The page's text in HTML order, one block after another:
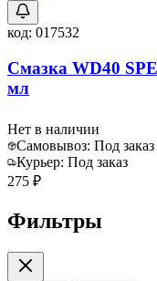
код: 017532
Смазка WD40
мл
Нет в наличии
Самовывоз: Под заказ
Курьер: Под заказ
275 ₽
Фильтры